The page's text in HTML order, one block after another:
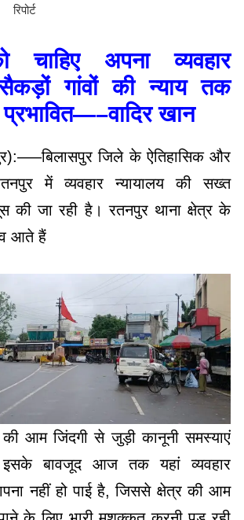
रिपोर्ट
चाहिए अपना व्यवहार
गांवों की न्याय तक
प्रभावित—–वादिर खान
जिले के ऐतिहासिक और
में व्यवहार न्यायालय की सख्त
की जा रही है। रतनपुर थाना क्षेत्र के
आते हैं
आम जिंदगी से जुड़ी कानूनी समस्याएं
बावजूद आज तक यहां व्यवहार
नहीं हो पाई है, जिससे क्षेत्र की आम